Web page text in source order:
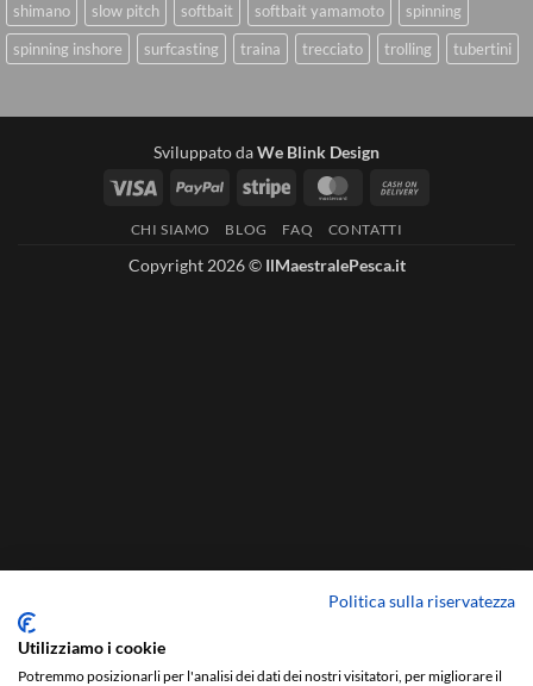
shimano
slow pitch softbait softbait yamamoto
spinning
spinning inshore
surfcasting traina trecciato trolling tubertini
Sviluppato daWe Blink Design
Visa
PayPal Stripe MasterCard
CHI SIAMO BLOG FAQ CONTATTI
Copyright 2026 © IlMaestralePesca.it
Politica sulla riservatezza
Utilizziamo i cookie
Potremmo posizionarli per l'analisi dei dati dei nostri visitatori, per migliorare il